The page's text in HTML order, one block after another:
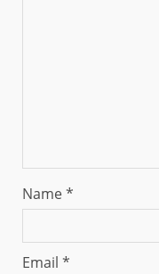
Name*
Email *